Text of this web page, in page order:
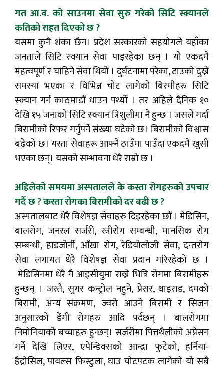
गत आ.व. को साउनमा सेवा सुरु गरेको सिटि स्क्यानले
कतिको राहत दिएको छ ?
यसमा कुनै शंका छैन। प्रदेश सरकारको सहयोगले यहाँका
जनताले सिटि स्क्यान सेवा पाइरहेका छन् । यो एकदमै
महत्वपूर्ण र चाहिने सेवा थियो । दुर्घटनामा परेका, टाउको दुख्ने
समस्या भएका र विभिन्न चोट लागेको बिरमीहरु सिटि
स्क्यान गर्न काठमाडौं धाउन पर्थ्यो । तर अहिले दैनिक १०
देखि १५ जनाको सिटि स्क्यान त्रिशुलीमा नै हुन्छ । जसले गर्दा
बिरामीको रिफर गर्नुपर्ने संख्या घटेको छ। बिरामीको विश्वास
बढेको छ। यस्ता सेवाहरू आफ्नै ठाउँमा पाउँदा एकदमै खुसी
भएका छन्। यसको सम्भावना धेरै राम्रो छ ।
अहिलेको समयमा अस्पतालले के कस्ता रोगहरुको उपचार
गर्दै छ ? कस्ता रोगका बिरामीको दर बढी छ ?
अस्पतालबाट धेरै विशेषज्ञ सेवाहरु दिइरहेका छौं । मेडिसिन,
बालरोग, जनरल सर्जरी, स्त्रीरोग सम्बन्धी, मानसिक रोग
सम्बन्धी, हाडजोर्नी, आँखा रोग, रेडियोलोजी सेवा, दन्तरोग
सेवा लगायत धेरै विशेषज्ञ सेवा प्रदान गरिरहेको छ ।
मेडिसिनमा धेरै नै आइसीयुमा राख्ने भित्रि रोगमा बिरामीहरू
हुन्छन् । जस्तै, सुगर कन्ट्रोल नहुने, प्रेसर, थाइराड, दमको
बिरामी, अन्य संक्रमण, ज्वरो आउने बिरामी र सिजन
अनुसारको डेंगी रोगहरु आदि पर्दछन् । बालरोगमा
निमोनियाको बच्चाहरु हुन्छन्। सर्जरीमा पित्तथैलीको अप्रेसन
गर्ने देखि लिएर, एपेन्डिक्सको आन्द्रा फुटेको, हर्निया-
हैद्रोसिल, पायल्स फिस्टुला, घाउ चोटपटक लागेको यो सबै